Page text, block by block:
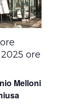
Melloni
ore